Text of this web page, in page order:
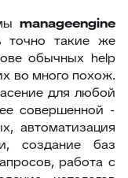
manageengine
точно такие же
обычных help
во много похож.
для любой
совершенной -
автоматизация
создание баз
работа с